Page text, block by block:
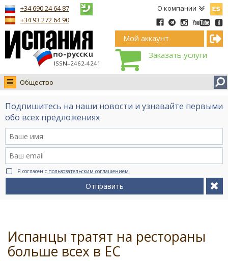
О компании
ISSN–2462-4241
+34 690 24 64 87
+34 93 272 64 90
Мой аккаунт
Заказать услуги
Общество
Новости
Интервью
Видео Ruso.TV
BCN life
Сервис на немецком
Подпишитесь на наши новости и узнавайте первыми
обо всех предложениях
Я согласен с пользовательским соглашением
Отправить
Испанцы тратят на рестораны
больше всех в ЕС